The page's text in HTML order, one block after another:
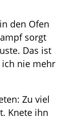
den Ofen
sorgt
Das ist
ich nie mehr
Zu viel
Knete ihn